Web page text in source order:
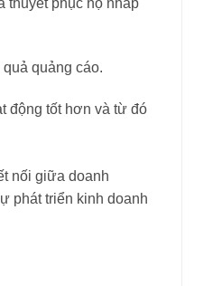
thuyết phục họ nhấp
quảng cáo.
động tốt hơn và từ đó
nối giữa doanh
phát triển kinh doanh